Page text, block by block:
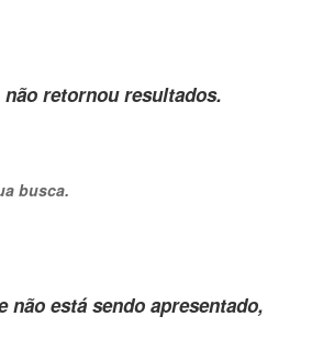
retornou resultados.
busca.
não está sendo apresentado,